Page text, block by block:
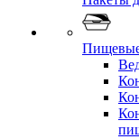
Пищевые